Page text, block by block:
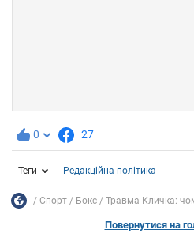
0 27
Теги Редакційна політика
Спорт Бокс Травма Кличка:
Повернутися на